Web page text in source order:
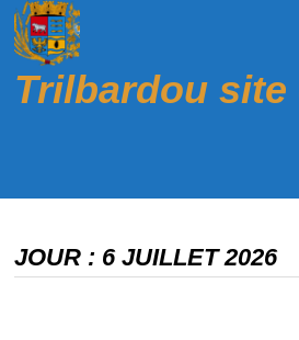
Passer
au
contenu
Trilbardou
JOUR : 6 JUILLET 2026